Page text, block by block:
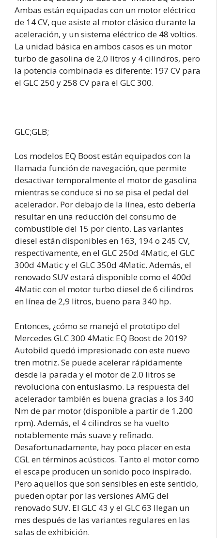
Ambas están equipadas con un motor eléctrico
de 14 CV, que asiste al motor clásico durante la
aceleración, y un sistema eléctrico de 48 voltios.
La unidad básica en ambos casos es un motor
turbo de gasolina de 2,0 litros y 4 cilindros, pero
la potencia combinada es diferente: 197 CV para
el GLC 250 y 258 CV para el GLC 300.
GLC;GLB;
Los modelos EQ Boost están equipados con la
llamada función de navegación, que permite
desactivar temporalmente el motor de gasolina
mientras se conduce si no se pisa el pedal del
acelerador. Por debajo de la línea, esto debería
resultar en una reducción del consumo de
combustible del 15 por ciento. Las variantes
diesel están disponibles en 163, 194 o 245 CV,
respectivamente, en el GLC 250d 4Matic, el GLC
300d 4Matic y el GLC 350d 4Matic. Además, el
renovado SUV estará disponible como el 400d
4Matic con el motor turbo diesel de 6 cilindros
en línea de 2,9 litros, bueno para 340 hp.
Entonces, ¿cómo se manejó el prototipo del
Mercedes GLC 300 4Matic EQ Boost de 2019?
Autobild quedó impresionado con este nuevo
tren motriz. Se puede acelerar rápidamente
desde la parada y el motor de 2.0 litros se
revoluciona con entusiasmo. La respuesta del
acelerador también es buena gracias a los 340
Nm de par motor (disponible a partir de 1.200
rpm). Además, el 4 cilindros se ha vuelto
notablemente más suave y refinado.
Desafortunadamente, hay poco placer en esta
CGL en términos acústicos. Tanto el motor como
el escape producen un sonido poco inspirado.
Pero aquellos que son sensibles en este sentido,
pueden optar por las versiones AMG del
renovado SUV. El GLC 43 y el GLC 63 llegan un
mes después de las variantes regulares en las
salas de exhibición.